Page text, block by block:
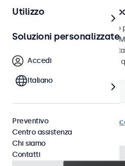
Monitor HDMI da 7 a 32
Monitor HDMI progettati per uso
continuativo. Questi monitor
configurazione e opzioni di
loro di integrarsi perfettamente
HDMI Monitor 8 pollici
Utilizzo
Soluzioni personalizzate
Accedi
Italiano
Preventivo
Centro assistenza
Chi siamo
Contatti